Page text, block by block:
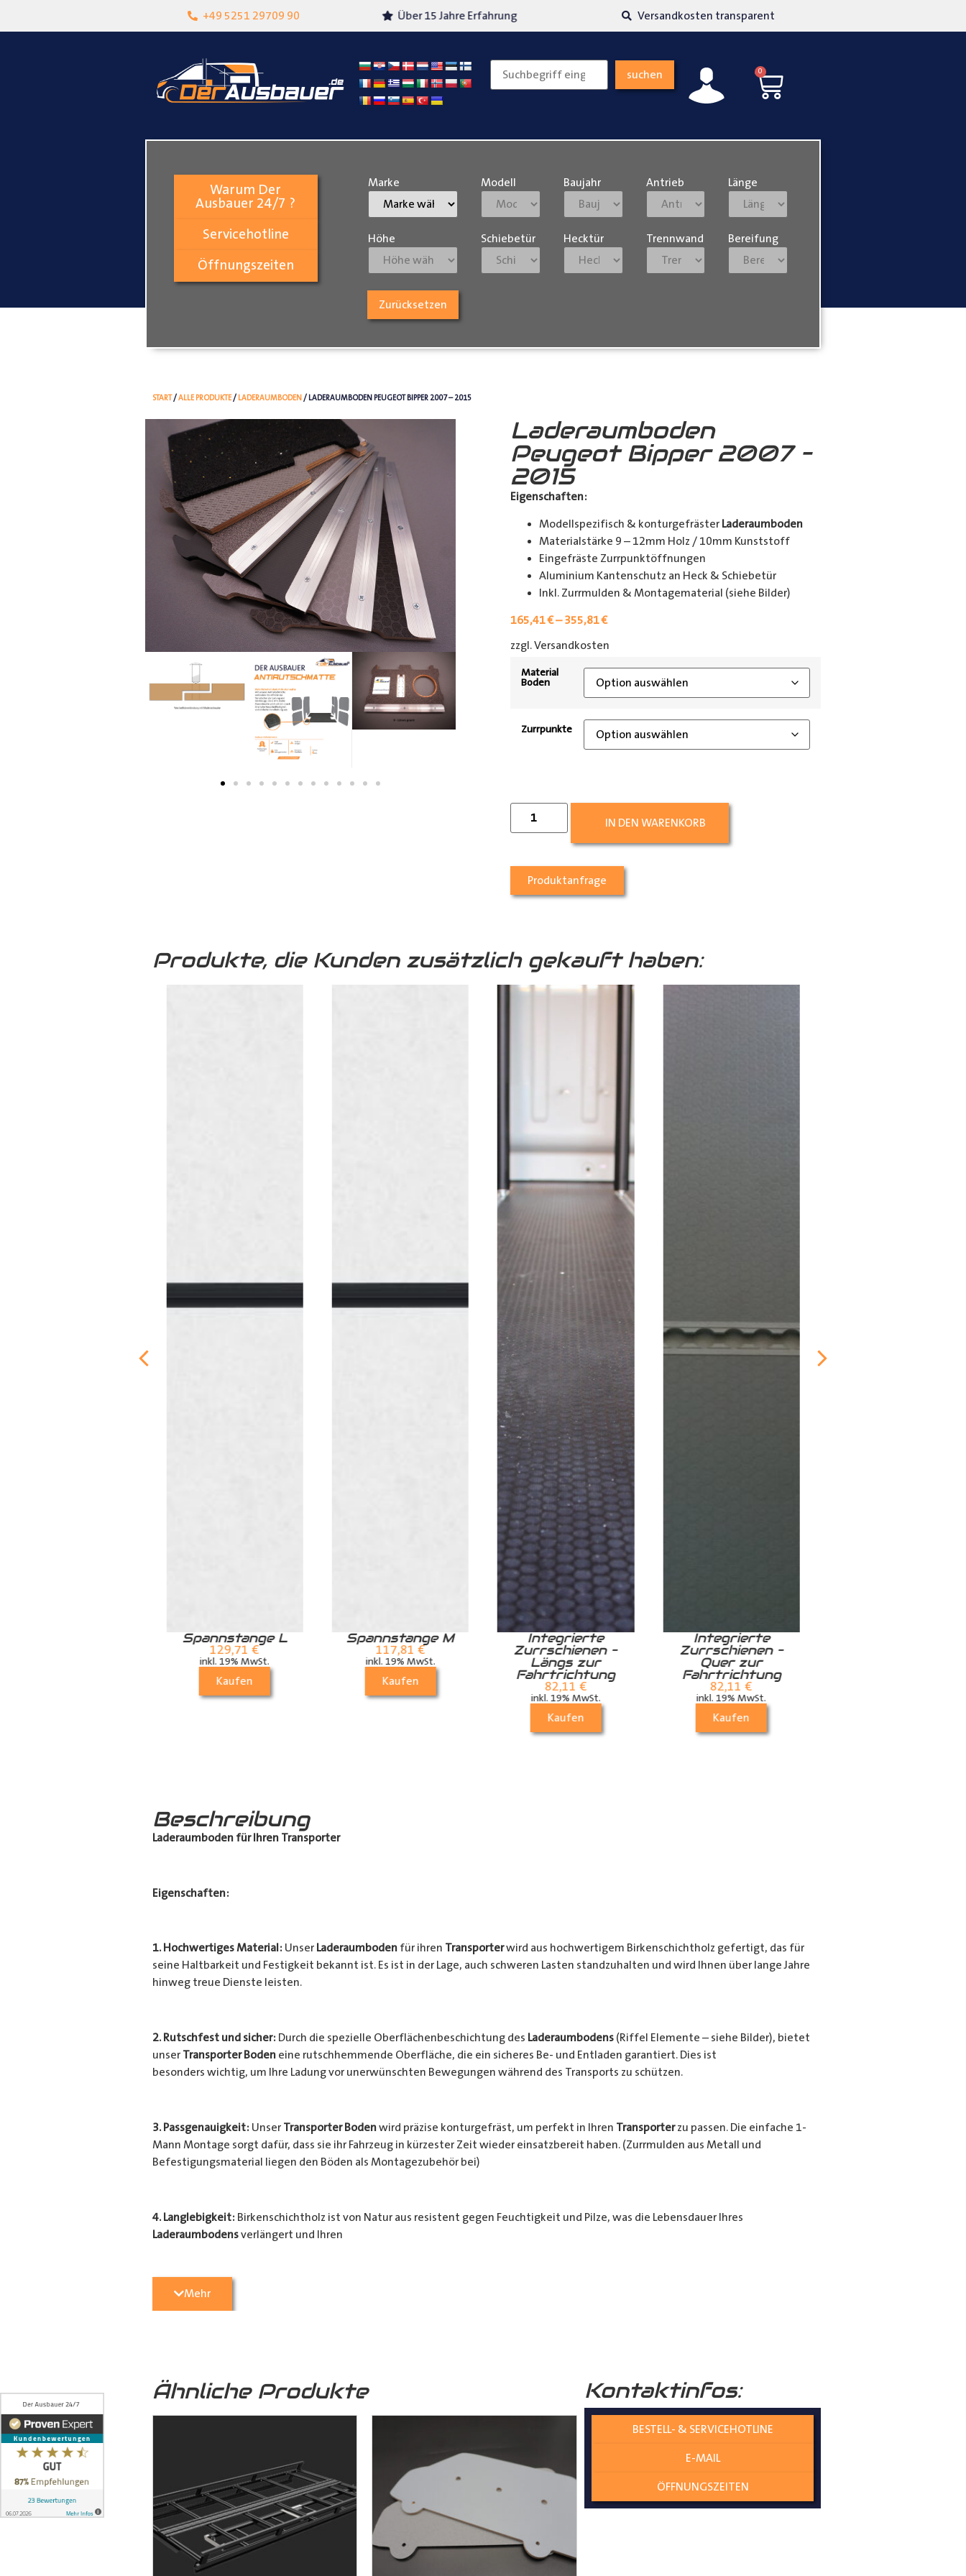
+49 5251 29709 90
Lokalgeschäft in Paderborn Über 15 Jahre Erfahrung Versandkosten transparent
suchen 0
Warum Der
Ausbauer 24/7 ?
Servicehotline
Öffnungszeiten
Marke Modell Baujahr Antrieb Länge
Höhe Schiebetür Hecktür Trennwand Bereifung
Zurücksetzen
START/ALLE PRODUKTE/ LADERAUMBODEN / LADERAUMBODEN PEUGEOT BIPPER 2007 – 2015
Laderaumboden
Peugeot Bipper 2007 –
2015
Eigenschaften:
Modellspezifisch & konturgefräster Laderaumboden
Materialstärke 9 – 12mm Holz / 10mm Kunststoff
Eingefräste Zurrpunktöffnungen
Aluminium Kantenschutz an Heck & Schiebetür
Inkl. Zurrmulden & Montagematerial (siehe Bilder)
165,41€–355,81€
zzgl. Versandkosten
Material
Boden
Zurrpunkte
IN DEN WARENKORB
Produktanfrage
Produkte, die Kunden zusätzlich gekauft haben:
Spannstange L
129,71€
inkl. 19% MwSt.
Kaufen
Spannstange M
117,81 €
inkl. 19% MwSt.
Kaufen
Integrierte
Zurrschienen –
Längs zur
Fahrtrichtung
82,11 €
inkl. 19% MwSt.
Kaufen
Integrierte
Zurrschienen –
Quer zur
Fahrtrichtung
82,11 €
inkl. 19% MwSt.
Kaufen
Beschreibung
Laderaumboden für Ihren Transporter
Eigenschaften:
1. Hochwertiges Material: Unser Laderaumbodenfür ihren Transporterwird aus hochwertigem Birkenschichtholz gefertigt, das für
seine Haltbarkeit und Festigkeit bekannt ist. Es ist in der Lage, auch schweren Lasten standzuhalten und wird Ihnen über lange Jahre
hinweg treue Dienste leisten.
2. Rutschfest und sicher: Durch die spezielle Oberflächenbeschichtung des Laderaumbodens(Riffel Elemente – siehe Bilder), bietet
unser Transporter Bodeneine rutschhemmende Oberfläche, die ein sicheres Be- und Entladen garantiert. Dies ist
besonders wichtig, um Ihre Ladung vor unerwünschten Bewegungen während des Transports zu schützen.
3. Passgenauigkeit: Unser Transporter Bodenwird präzise konturgefräst, um perfekt in Ihren Transporterzu passen. Die einfache 1-
Mann Montage sorgt dafür, dass sie ihr Fahrzeug in kürzester Zeit wieder einsatzbereit haben. (Zurrmulden aus Metall und
Befestigungsmaterial liegen den Böden als Montagezubehör bei)
4. Langlebigkeit: Birkenschichtholz ist von Natur aus resistent gegen Feuchtigkeit und Pilze, was die Lebensdauer Ihres
Laderaumbodensverlängert und Ihren
geschützt.
Das von uns verwendete Holz stammt aus nachhaltiger Forstwirtschaft, was nicht nur die Umwelt schützt,
7. Formschlüssige Verbindung:Die Wechselfalzverbindung ist so konstruiert, dass die einzelnen Holzplatten perfekt
ineinandergreifen und mittels Madenschrauben miteinander im
verschraubt werden. Dies gewährleistet eine
formschlüssige Verbindung, bei der die Platten präzise und ohne Spiel zusammenpassen und keine Übergangskanten entstehen
können, auch auf längere Zeit nicht. Dadurch gewährleisten wir, dass der Laderaumboden konturgenau und mit kaum Spiel zwischen
dem Boden und der seitlichen Karosserie gefertigt wird – kein Dreck und kein Rost!
Mehr
Ähnliche Produkte Kontaktinfos:
BESTELL- & SERVICEHOTLINE
E-MAIL
ÖFFNUNGSZEITEN